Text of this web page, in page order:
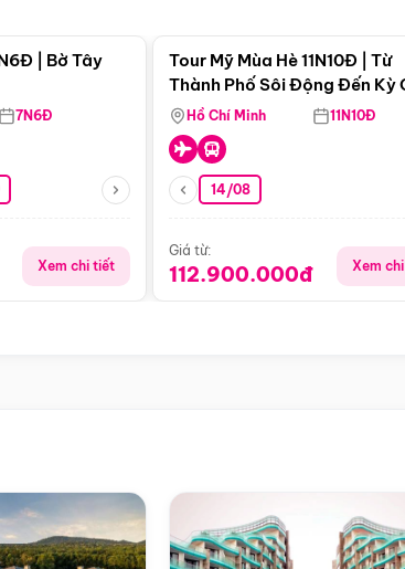
| Bờ Tây
7N6Đ
Xem chi tiết
Tour Mỹ Mùa Hè 11N10Đ | Từ
Thành Phố Sôi Động Đến Kỳ
Thiên Nhiên Mỹ
Hồ Chí Minh 11N10Đ
14/08
Giá từ:
112.900.000đ Xem